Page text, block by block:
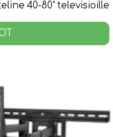
40-80” televisioille